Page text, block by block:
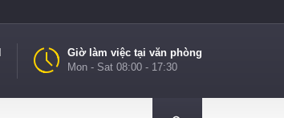
Giờ làm việc tại văn phòng
Mon - Sat 08:00 - 17:30